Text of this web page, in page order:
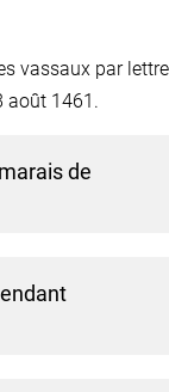
vassaux par lettre
août 1461.
de
les troncs
La surface